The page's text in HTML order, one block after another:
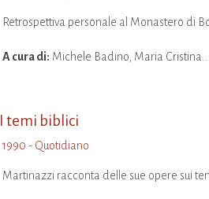
Retrospettiva personale al Monastero di
A cura di: Michele Badino, Maria
I temi biblici
1990 - Quotidiano
Martinazzi racconta delle sue opere sui